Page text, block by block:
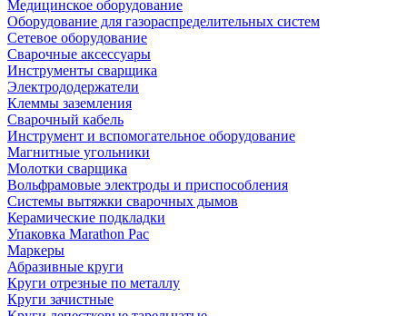
Медицинское оборудование
Оборудование для газораспределительных систем
Сетевое оборудование
Сварочные аксессуары
Инструменты сварщика
Электрододержатели
Клеммы заземления
Сварочный кабель
Инструмент и вспомогательное оборудование
Магнитные угольники
Молотки сварщика
Вольфрамовые электроды и приспособления
Системы вытяжки сварочных дымов
Керамические подкладки
Упаковка Marathon Pac
Маркеры
Абразивные круги
Круги отрезные по металлу
Круги зачистные